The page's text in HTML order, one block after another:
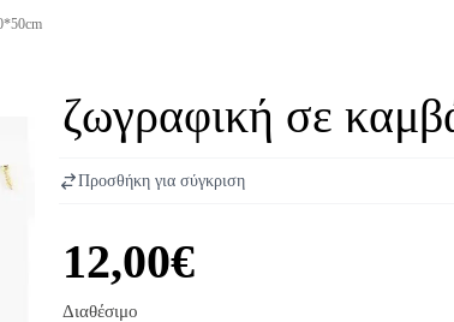
ζωγραφική σε
12,00€
Διαθέσιμο
Προσθήκη για σύγκριση